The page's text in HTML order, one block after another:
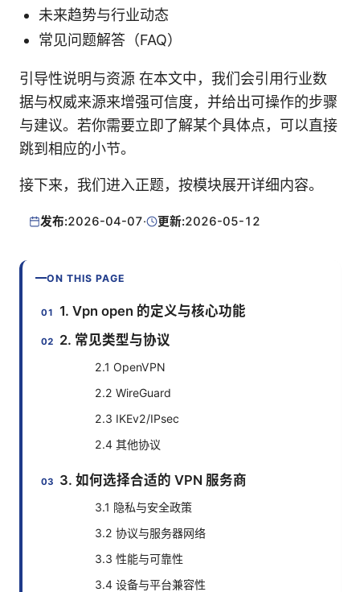
未来趋势与行业动态
常见问题解答（FAQ）
引导性说明与资源 在本文中，我们会引用行业数
据与权威来源来增强可信度，并给出可操作的步骤
与建议。若你需要立即了解某个具体点，可以直接
跳到相应的小节。
接下来，我们进入正题，按模块展开详细内容。
发布:2026-04-07· 更新:2026-05-12
ON THIS PAGE
1. Vpn open 的定义与核心功能
2. 常见类型与协议
2.1 OpenVPN
2.2 WireGuard
2.3 IKEv2/IPsec
2.4 其他协议
3. 如何选择合适的 VPN 服务商
3.1 隐私与安全政策
3.2 协议与服务器网络
3.3 性能与可靠性
3.4 设备与平台兼容性